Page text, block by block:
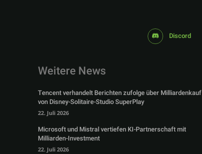
Discord
Weitere News
Tencent verhandelt Berichten zufolge über Milliardenkauf
von Disney-Solitaire-Studio SuperPlay
22. Juli 2026
Microsoft und Mistral vertiefen KI-Partnerschaft mit
Milliarden-Investment
22. Juli 2026